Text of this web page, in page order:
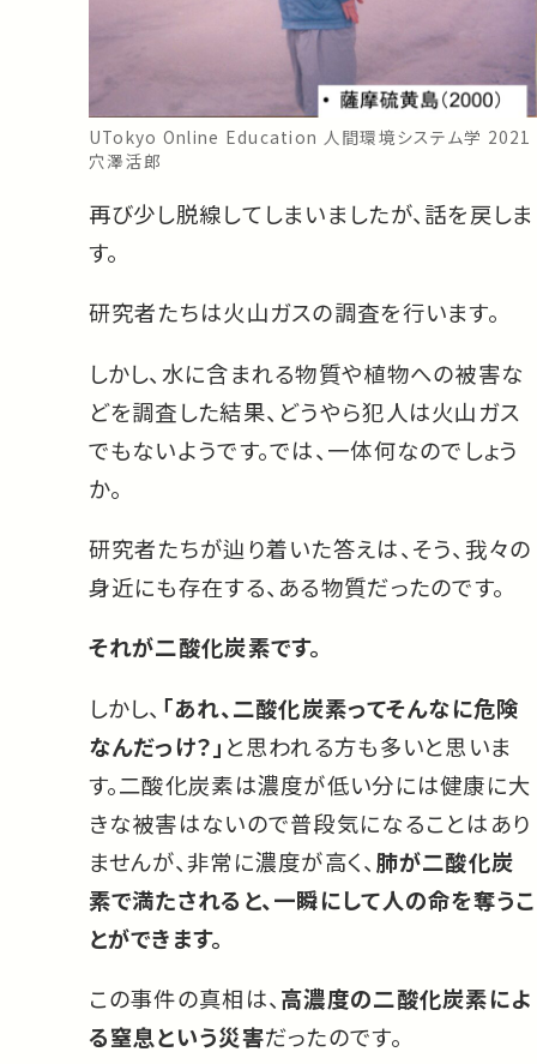
UTokyo Online Education 人間環境システム学 2021
穴澤活郎
再び少し脱線してしまいましたが、話を戻しま
す。
研究者たちは火山ガスの調査を行います。
しかし、水に含まれる物質や植物への被害な
どを調査した結果、どうやら犯人は火山ガス
でもないようです。では、一体何なのでしょう
か。
研究者たちが辿り着いた答えは、そう、我々の
身近にも存在する、ある物質だったのです。
それが二酸化炭素です。
しかし、 「あれ、二酸化炭素ってそんなに危険
なんだっけ？」 と思われる方も多いと思いま
す。二酸化炭素は濃度が低い分には健康に大
きな被害はないので普段気になることはあり
ませんが、非常に濃度が高く、 肺が二酸化炭
素で満たされると、一瞬にして人の命を奪うこ
とができます。
この事件の真相は、 高濃度の二酸化炭素によ
る窒息という災害だったのです。